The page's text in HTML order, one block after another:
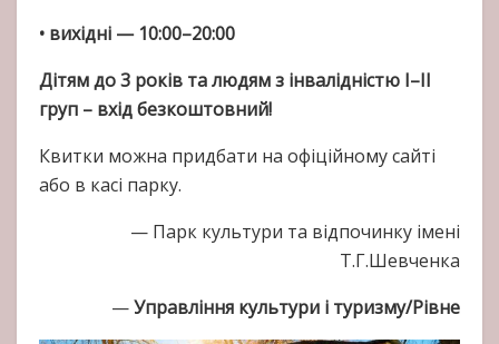
• вихідні — 10:00–20:00
Дітям до 3 років та людям з інвалідністю I–II
груп – вхід безкоштовний!
Квитки можна придбати на офіційному сайті
або в касі парку.
— Парк культури та відпочинку імені
Т.Г.Шевченка
—Управління культури і туризму/Рівне